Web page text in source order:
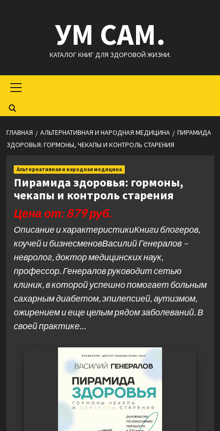
УМ САМ.
КАТАЛОГ КНИГ ДЛЯ ЗДОРОВОЙ ЖИЗНИ.
меню
ГЛАВНАЯ АЛЬТЕРНАТИВНАЯ И НАРОДНАЯ МЕДИЦИНА
ПИРАМИДА
ЗДОРОВЬЯ: ГОРМОНЫ, ЧЕКАПЫ И КОНТРОЛЬ СТАРЕНИЯ
Альтернативная и народная медицина
Пирамида здоровья: гормоны,
чекапы и контроль старения
Цена от: 879 руб.
Описание и характеристикиКниги блогеров,
коучей и бизнесменовВасилий Генералов –
невролог, доктор медицинских наук,
профессор. Генералов руководит сетью
клиник, в которой успешно помогает больным
сахарным диабетом, эпилепсией, аутизмом,
ожирением и еще целым рядом заболеваний. В
своей практике…